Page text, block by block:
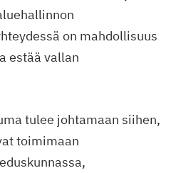
on mahdollisuus
estää vallan
tulee johtamaan siihen,
toimimaan